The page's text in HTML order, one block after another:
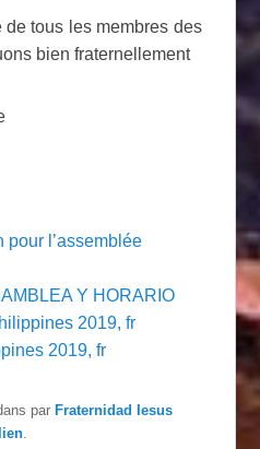
tous les membres des
bien fraternellement
pour l’assemblée
Y HORARIO
2019, fr
2019, fr
parFraternidad Iesus